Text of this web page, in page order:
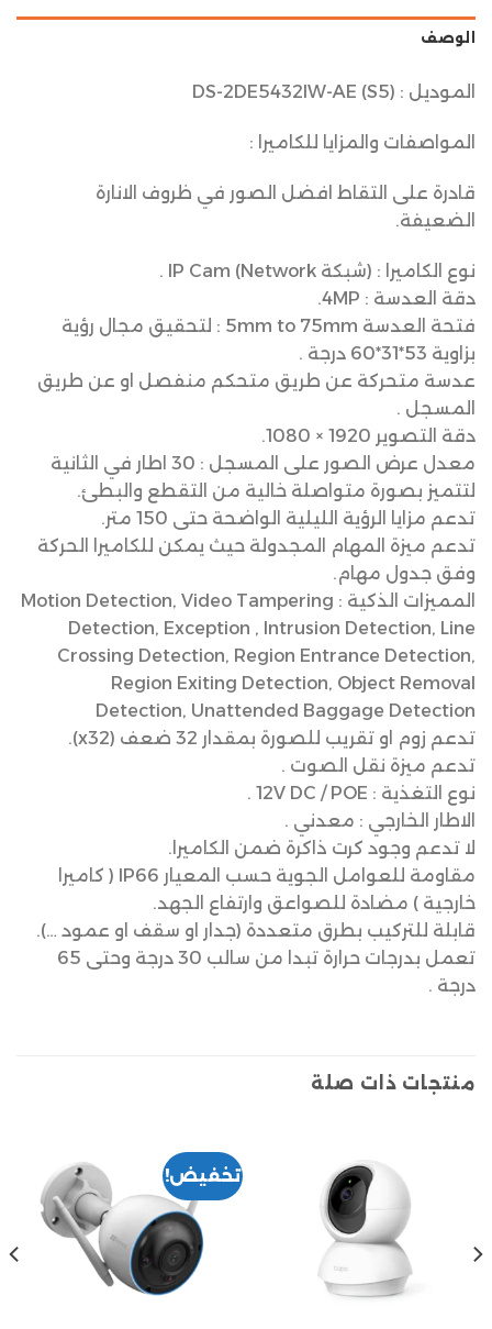
الوصف
الموديل : DS-2DE5432IW-AE (S5)
المواصفات والمزايا للكاميرا :
قادرة على التقاط افضل الصور في ظروف الانارة
الضعيفة.
نوع الكاميرا : (شبكة IP Cam (Network .
دقة العدسة : 4MP.
فتحة العدسة 5mm to 75mm : لتحقيق مجال رؤية
بزاوية 53*31*60 درجة .
عدسة متحركة عن طريق متحكم منفصل او عن طريق
المسجل .
دقة التصوير 1920 × 1080.
معدل عرض الصور على المسجل : 30 اطار في الثانية
لتتميز بصورة متواصلة خالية من التقطع والبطئ.
تدعم مزايا الرؤية الليلية الواضحة حتى 150 متر.
تدعم ميزة المهام المجدولة حيث يمكن للكاميرا الحركة
وفق جدول مهام.
المميزات الذكية : Motion Detection, Video Tampering
Detection, Exception , Intrusion Detection, Line
Crossing Detection, Region Entrance Detection,
Region Exiting Detection, Object Removal
Detection, Unattended Baggage Detection
تدعم زوم او تقريب للصورة بمقدار 32 ضعف (x32).
تدعم ميزة نقل الصوت .
نوع التغذية : 12V DC / POE .
الاطار الخارجي : معدني .
لا تدعم وجود كرت ذاكرة ضمن الكاميرا.
مقاومة للعوامل الجوية حسب المعيار IP66 ( كاميرا
خارجية ) مضادة للصواعق وارتفاع الجهد.
قابلة للتركيب بطرق متعددة (جدار او سقف او عمود …).
تعمل بدرجات حرارة تبدا من سالب 30 درجة وحتى 65
درجة .
منتجات ذات صلة
تخفيض!